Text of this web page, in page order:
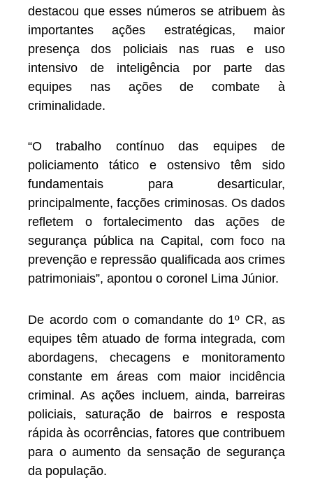
destacou que esses números se atribuem às
importantes ações estratégicas, maior
presença dos policiais nas ruas e uso
intensivo de inteligência por parte das
equipes nas ações de combate à
criminalidade.
“O trabalho contínuo das equipes de
policiamento tático e ostensivo têm sido
fundamentais para desarticular,
principalmente, facções criminosas. Os dados
refletem o fortalecimento das ações de
segurança pública na Capital, com foco na
prevenção e repressão qualificada aos crimes
patrimoniais”, apontou o coronel Lima Júnior.
De acordo com o comandante do 1º CR, as
equipes têm atuado de forma integrada, com
abordagens, checagens e monitoramento
constante em áreas com maior incidência
criminal. As ações incluem, ainda, barreiras
policiais, saturação de bairros e resposta
rápida às ocorrências, fatores que contribuem
para o aumento da sensação de segurança
da população.